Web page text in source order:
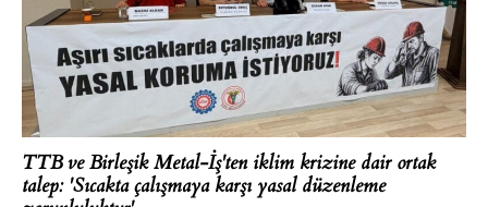
TTB ve Birleşik Metal-İş'ten iklim krizine dair ortak
talep: 'Sıcakta çalışmaya karşı yasal düzenleme